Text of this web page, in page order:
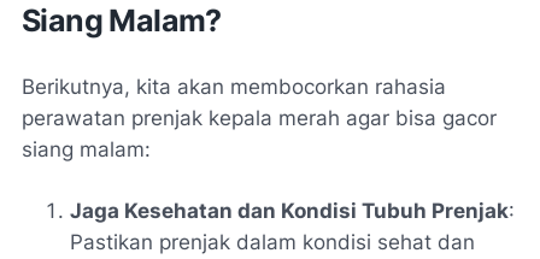
Siang Malam?
Berikutnya, kita akan membocorkan rahasia
perawatan prenjak kepala merah agar bisa gacor
siang malam:
Jaga Kesehatan dan Kondisi Tubuh Prenjak:
Pastikan prenjak dalam kondisi sehat dan